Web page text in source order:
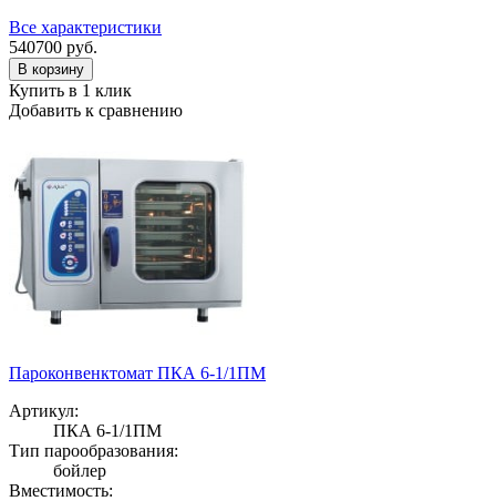
Все характеристики
540700 руб.
В корзину
Купить в 1 клик
Добавить к сравнению
Пароконвенктомат ПКА 6-1/1ПМ
Артикул:
ПКА 6-1/1ПМ
Тип парообразования:
бойлер
Вместимость: